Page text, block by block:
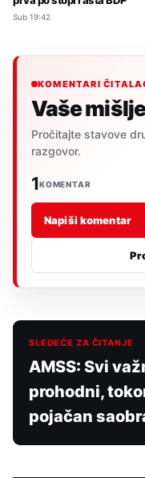
Sub 19:42
KOMENTARI
Vaše
Pročitajte stavove
razgovor.
1KOMENTAR
Napiši komentar
SLEDEĆE ZA ČITANJE
AMSS: Svi
prohodni,
pojačan